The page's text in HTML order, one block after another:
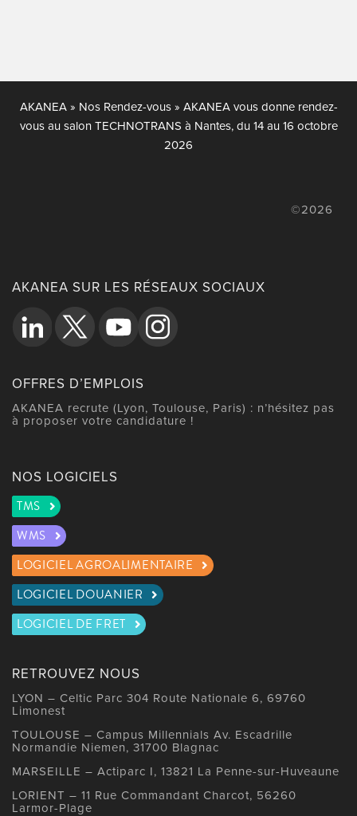
AKANEA» Nos Rendez-vous» AKANEA vous donne rendez-
vous au salon TECHNOTRANS à Nantes, du 14 au 16 octobre
2026
©2026
AKANEA SUR LES RÉSEAUX SOCIAUX
OFFRES D’EMPLOIS
AKANEA recrute (Lyon, Toulouse, Paris) : n’hésitez pas
à proposer votre candidature !
NOS LOGICIELS
TMS
WMS
LOGICIEL AGROALIMENTAIRE
LOGICIEL DOUANIER
LOGICIEL DE FRET
RETROUVEZ NOUS
LYON – Celtic Parc 304 Route Nationale 6, 69760
Limonest
TOULOUSE – Campus Millennials Av. Escadrille
Normandie Niemen, 31700 Blagnac
MARSEILLE – Actiparc I, 13821 La Penne-sur-Huveaune
LORIENT – 11 Rue Commandant Charcot, 56260
Larmor-Plage